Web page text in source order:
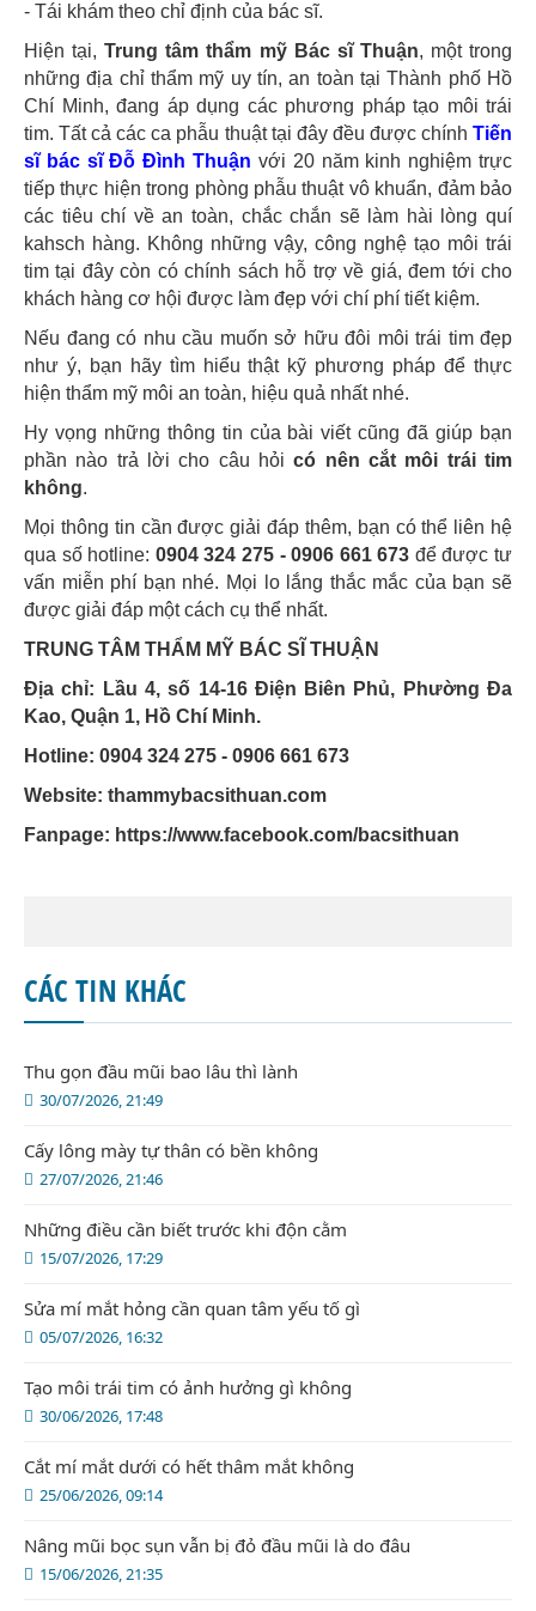
- Tái khám theo chỉ định của bác sĩ.
Hiện tại,Trung tâm thẩm mỹ Bác sĩ Thuận, một trong
những địa chỉ thẩm mỹ uy tín, an toàn tại Thành phố Hồ
Chí Minh, đang áp dụng các phương pháp tạo môi trái
tim. Tất cả các ca phẫu thuật tại đây đều được chính Tiến
sĩ bác sĩ Đỗ Đình Thuận với 20 năm kinh nghiệm trực
tiếp thực hiện trong phòng phẫu thuật vô khuẩn, đảm bảo
các tiêu chí về an toàn, chắc chắn sẽ làm hài lòng quí
kahsch hàng. Không những vậy, công nghệ tạo môi trái
tim tại đây còn có chính sách hỗ trợ về giá, đem tới cho
khách hàng cơ hội được làm đẹp với chí phí tiết kiệm.
Nếu đang có nhu cầu muốn sở hữu đôi môi trái tim đẹp
như ý, bạn hãy tìm hiểu thật kỹ phương pháp để thực
hiện thẩm mỹ môi an toàn, hiệu quả nhất nhé.
Hy vọng những thông tin của bài viết cũng đã giúp bạn
phần nào trả lời cho câu hỏicó nên cắt môi trái tim
không.
Mọi thông tin cần được giải đáp thêm, bạn có thể liên hệ
qua số hotline: 0904 324 275 - 0906 661 673 để được tư
vấn miễn phí bạn nhé. Mọi lo lắng thắc mắc của bạn sẽ
được giải đáp một cách cụ thể nhất.
TRUNG TÂM THẨM MỸ BÁC SĨ THUẬN
Địa chỉ: Lầu 4, số 14-16 Điện Biên Phủ, Phường Đa
Kao, Quận 1, Hồ Chí Minh.
Hotline: 0904 324 275 - 0906 661 673
Website: thammybacsithuan.com
Fanpage: https://www.facebook.com/bacsithuan
CÁC TIN KHÁC
30/07/2026, 21:49
Thu gọn đầu mũi bao lâu thì lành
27/07/2026, 21:46
Cấy lông mày tự thân có bền không
15/07/2026, 17:29
Những điều cần biết trước khi độn cằm
05/07/2026, 16:32
Sửa mí mắt hỏng cần quan tâm yếu tố gì
30/06/2026, 17:48
Tạo môi trái tim có ảnh hưởng gì không
25/06/2026, 09:14
Cắt mí mắt dưới có hết thâm mắt không
15/06/2026, 21:35
Nâng mũi bọc sụn vẫn bị đỏ đầu mũi là do đâu